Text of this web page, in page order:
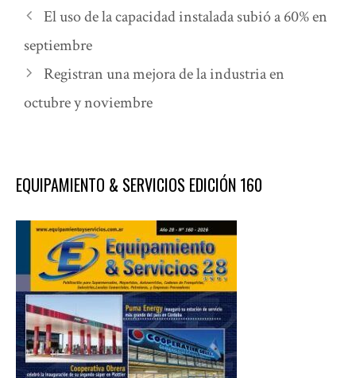
El uso de la capacidad instalada subió a 60% en
septiembre
Registran una mejora de la industria en
octubre y noviembre
EQUIPAMIENTO & SERVICIOS EDICIÓN 160